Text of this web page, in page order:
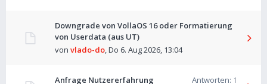
Downgrade von VollaOS 16 oder Formatierung
von Userdata (aus UT)
von vlado-do,Do 6. Aug 2026, 13:04
Anfrage Nutzererfahrung Antworten: 1